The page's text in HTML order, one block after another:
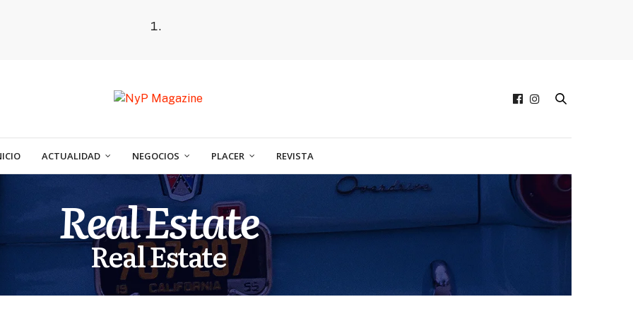
ACTUALIDAD NEGOCIOS PLACER REVISTA
Real Estate
Real Estate